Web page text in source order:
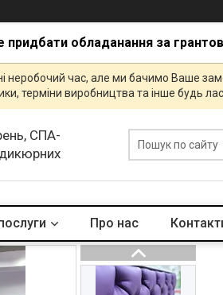
придбати обладанання за
неробочий час, але ми бачимо Ваше
терміни виробництва та інше будь
СПА-
Про нас